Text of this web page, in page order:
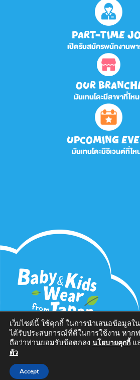
PART-TIME
เปิดรับสมัครพนักงานพา
OUR
มันเทนโดะมีสาขาที่ไห
UPCOMING
มันเทนโดะมีอีเวนต์ที่ไห
| Copyright
เว็บไซต์นี้ ใช้คุกกี้ ในการนำเสนอข้อมูลใ
ได้รับประสบการณ์ที่ดีในการใช้งาน หาก
ถือว่าท่านยอมรับข้อตกลง นโยบายคุกกี้ แ
ตัว
Accept